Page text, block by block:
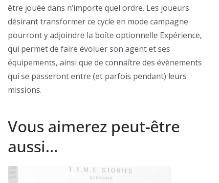
être jouée dans n’importe quel ordre. Les joueurs
désirant transformer ce cycle en mode campagne
pourront y adjoindre la boîte optionnelle Expérience,
qui permet de faire évoluer son agent et ses
équipements, ainsi que de connaître des évènements
qui se passeront entre (et parfois pendant) leurs
missions.
Vous aimerez peut-être
aussi…